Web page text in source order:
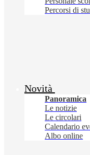
Percorsi di
Novità
Panoramica
Le notizie
Le circolari
Calendario
Albo online